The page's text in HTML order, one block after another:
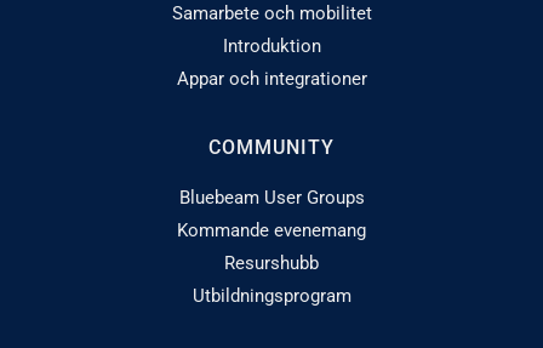
Samarbete och mobilitet
Introduktion
Appar och integrationer
COMMUNITY
Bluebeam User Groups
Kommande evenemang
Resurshubb
Utbildningsprogram